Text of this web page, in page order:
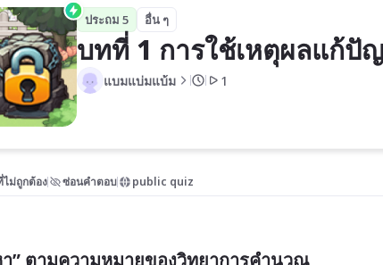
ประถม 5 อื่น ๆ
บทที่ 1 การใช้เหตุผลแก้ปั
แบมแบ่มแบ้ม 1
ม่ถูกต้อง ซ่อนคำตอบ public quiz
” ตามความหมายของวิทยาการคำนวณ